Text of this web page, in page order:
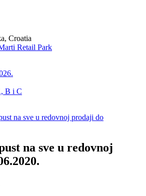
Croatia
B i C
na sve u redovnoj